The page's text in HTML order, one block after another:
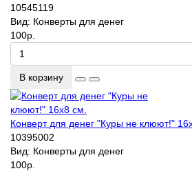
10545119
Вид: Конверты для денег
100р.
В корзину
Конверт для денег "Куры не клюют!"
10395002
Вид: Конверты для денег
100р.